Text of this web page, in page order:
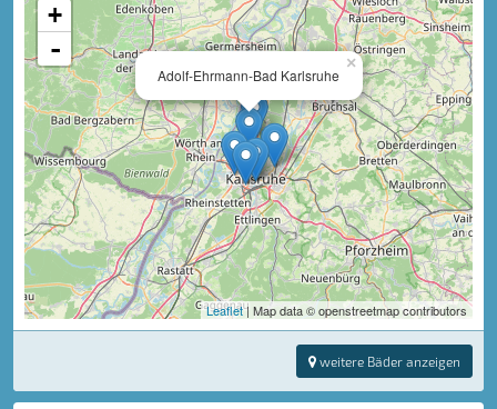
×
Adolf-Ehrmann-Bad Karlsruhe
+
-
Leaflet| Map data © openstreetmap contributors
weitere Bäder anzeigen